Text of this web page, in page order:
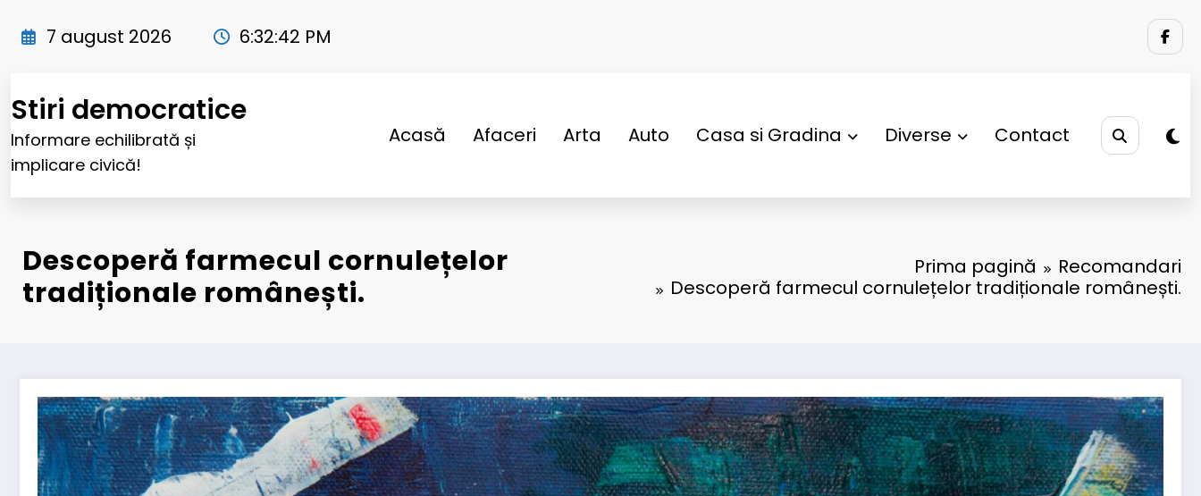
7 august 2026 6:32:44 PM
Stiri democratice
Informare echilibrată și
implicare civică!
Acasă Afaceri Arta Auto Casa si Gradina Diverse Contact
Descoperă farmecul cornulețelor
tradiționale românești.
Prima pagină
Recomandari
Descoperă farmecul cornulețelor tradiționale românești.